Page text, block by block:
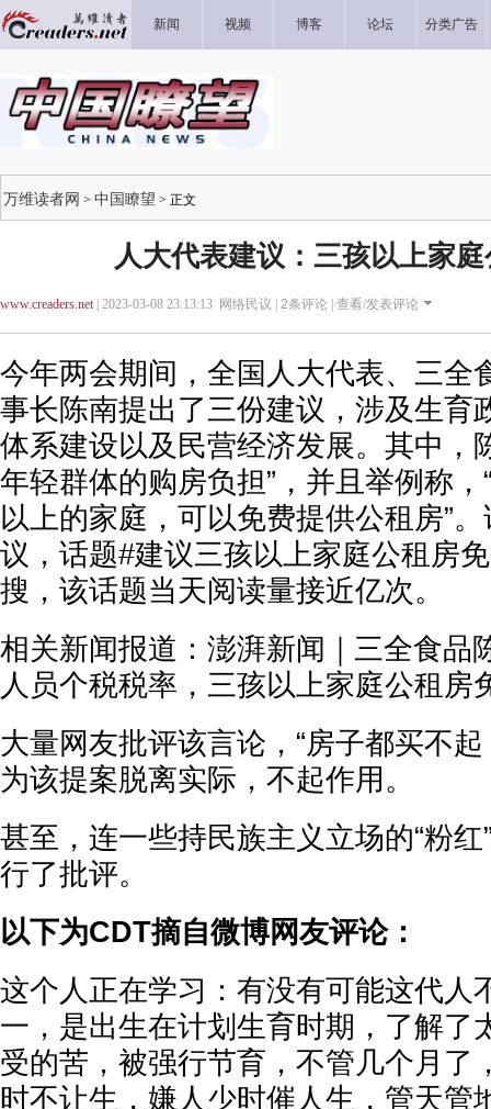
新闻 视频 博客 论坛 分类广告
万维读者网 > 中国瞭望 > 正文
人大代表建议：三孩以上家
www.creaders.net| 2023-03-08 23:13:13 网络民议 | 2条评论 | 查看/发表评论
今年两会期间，全国人大代表、三全
事长陈南提出了三份建议，涉及生育
体系建设以及民营经济发展。其中，
年轻群体的购房负担”，并且举例称
以上的家庭，可以免费提供公租房”
议，话题#建议三孩以上家庭公租房
搜，该话题当天阅读量接近亿次。
相关新闻报道：澎湃新闻｜三全食品
人员个税税率，三孩以上家庭公租房
大量网友批评该言论，“房子都买不
为该提案脱离实际，不起作用。
甚至，连一些持民族主义立场的“粉
行了批评。
以下为CDT摘自微博网友评论：
这个人正在学习：有没有可能这代人
一，是出生在计划生育时期，了解了
受的苦，被强行节育，不管几个月了
时不让生，嫌人少时催人生，管天管